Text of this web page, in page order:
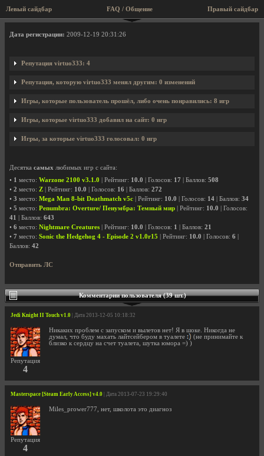
Левый сайдбар Правый сайдбар
FAQ / Общение
Профиль пользователя virtuo333
Дата регистрации: 2009-12-19 20:31:26
Репутация virtuo333: 4
Репутация, которую virtuo333 менял другим: 0 изменений
Игры, которые пользователь прошёл, либо очень понравились: 8 игр
Игры, которые virtuo333 добавил на сайт: 0 игр
Игры, за которые virtuo333 голосовал: 0 игр
Десятка самых любимых игр с сайта:
• 1 место: Warzone 2100 v3.1.0 | Рейтинг: 10.0 | Голосов: 17 | Баллов: 508
• 2 место: Z | Рейтинг: 10.0 | Голосов: 16 | Баллов: 272
• 3 место: Mega Man 8-bit Deathmatch v5c | Рейтинг: 10.0 | Голосов: 14 | Баллов: 34
• 5 место: Penumbra: Overture/ Пенумбра: Темный мир | Рейтинг: 10.0 | Голосов:
41
| Баллов: 643
• 6 место: Nightmare Creatures | Рейтинг: 10.0 | Голосов: 1 | Баллов: 21
• 7 место: Sonic the Hedgehog 4 - Episode 2 v1.0r15 | Рейтинг: 10.0 | Голосов: 6
Баллов: 42
Отправить ЛС
Комментарии пользователя (39 шт.)
Jedi Knight II Touch v1.0 | Дата 2013-12-05 10:18:32
Репутация
4
Никаких проблем с запуском и вылетов нет! Я в шоке. Никогда не
думал, что буду махать лайтсейбером в туалете
(не принимайте к
близко к сердцу на счет туалета, шутка юмора =) )
Masterspace [Steam Early Access] v4.0 | Дата 2013-07-23 19:29:40
Репутация
4
Miles_prower777, нет, школота это диагноз